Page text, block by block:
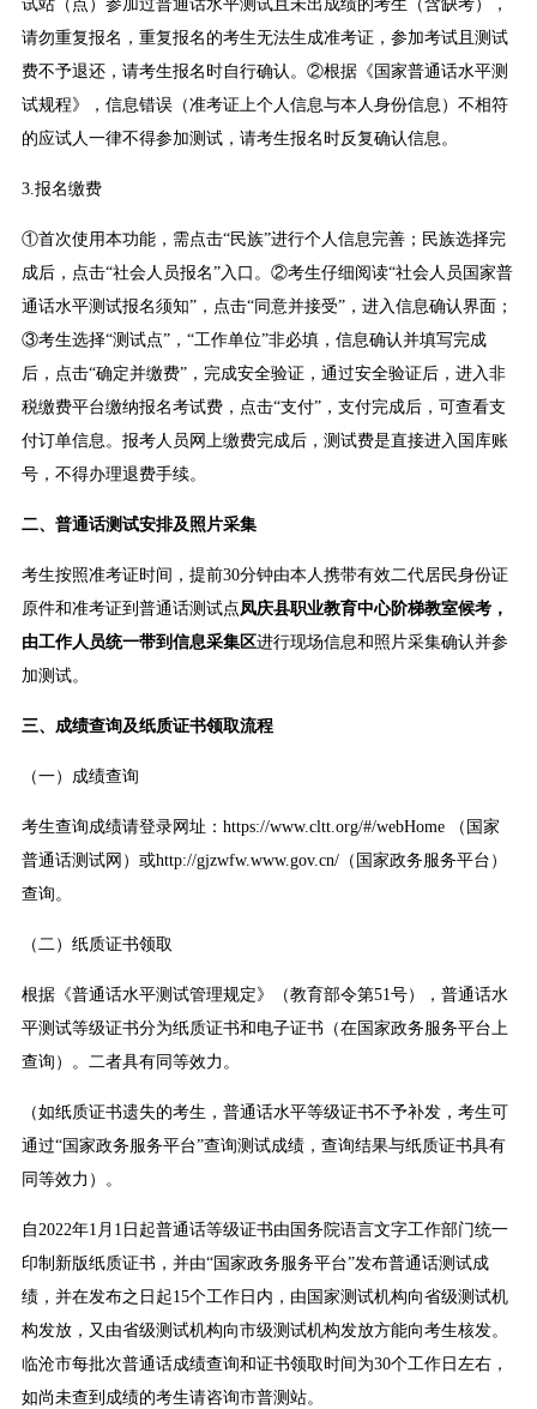
试站（点）参加过普通话水平测试且未出成绩的考生（含缺考），
请勿重复报名，重复报名的考生无法生成准考证，参加考试且测试
费不予退还，请考生报名时自行确认。②根据《国家普通话水平测
试规程》，信息错误（准考证上个人信息与本人身份信息）不相符
的应试人一律不得参加测试，请考生报名时反复确认信息。
3.报名缴费
①首次使用本功能，需点击“民族”进行个人信息完善；民族选择完
成后，点击“社会人员报名”入口。②考生仔细阅读“社会人员国家普
通话水平测试报名须知”，点击“同意并接受”，进入信息确认界面；
③考生选择“测试点”，“工作单位”非必填，信息确认并填写完成
后，点击“确定并缴费”，完成安全验证，通过安全验证后，进入非
税缴费平台缴纳报名考试费，点击“支付”，支付完成后，可查看支
付订单信息。报考人员网上缴费完成后，测试费是直接进入国库账
号，不得办理退费手续。
二、普通话测试安排及照片采集
考生按照准考证时间，提前30分钟由本人携带有效二代居民身份证
原件和准考证到普通话测试点凤庆县职业教育中心阶梯教室候考，
由工作人员统一带到信息采集区进行现场信息和照片采集确认并参
加测试。
三、成绩查询及纸质证书领取流程
（一）成绩查询
考生查询成绩请登录网址：https://www.cltt.org/#/webHome （国家
普通话测试网）或http://gjzwfw.www.gov.cn/（国家政务服务平台）
查询。
（二）纸质证书领取
根据《普通话水平测试管理规定》（教育部令第51号），普通话水
平测试等级证书分为纸质证书和电子证书（在国家政务服务平台上
查询）。二者具有同等效力。
（如纸质证书遗失的考生，普通话水平等级证书不予补发，考生可
通过“国家政务服务平台”查询测试成绩，查询结果与纸质证书具有
同等效力）。
自2022年1月1日起普通话等级证书由国务院语言文字工作部门统一
印制新版纸质证书，并由“国家政务服务平台”发布普通话测试成
绩，并在发布之日起15个工作日内，由国家测试机构向省级测试机
构发放，又由省级测试机构向市级测试机构发放方能向考生核发。
临沧市每批次普通话成绩查询和证书领取时间为30个工作日左右，
如尚未查到成绩的考生请咨询市普测站。